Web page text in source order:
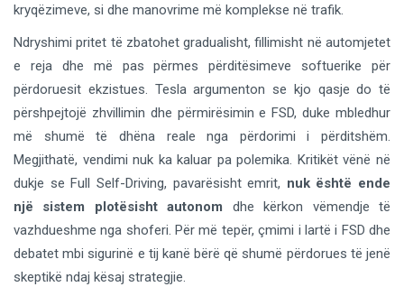
kryqëzimeve, si dhe manovrime më komplekse në trafik.
Ndryshimi pritet të zbatohet gradualisht, fillimisht në automjetet
e reja dhe më pas përmes përditësimeve softuerike për
përdoruesit ekzistues. Tesla argumenton se kjo qasje do të
përshpejtojë zhvillimin dhe përmirësimin e FSD, duke mbledhur
më shumë të dhëna reale nga përdorimi i përditshëm.
Megjithatë, vendimi nuk ka kaluar pa polemika. Kritikët vënë në
dukje se Full Self-Driving, pavarësisht emrit, nuk është ende
një sistem plotësisht autonom dhe kërkon vëmendje të
vazhdueshme nga shoferi. Për më tepër, çmimi i lartë i FSD dhe
debatet mbi sigurinë e tij kanë bërë që shumë përdorues të jenë
skeptikë ndaj kësaj strategjie.